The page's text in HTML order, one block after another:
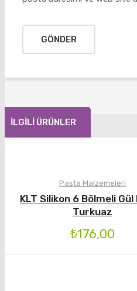
İLGILI ÜRÜNLER
Pasta Malzemeleri
KLT Silikon 6 Bölmeli Gül
Turkuaz
₺176,00